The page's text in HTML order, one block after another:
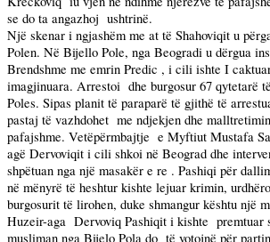
se do ta angazhoj ushtrinë.
Një skenar i ngjashëm me at të Shahoviqit u
Polen. Në Bijello Pole, nga Beogradi u dërgua
Brendshme me emrin Predic , i cili ishte I
imagjinuara. Arrestoi dhe burgosur 67 qytetarë të
Poles. Sipas planit të paraparë të gjithë të
pastaj të vazhdohet me ndjekjen dhe
pafajshme. Vetëpërmbajtje e Myftiut Mustafa
agë Dervoviqit i cili shkoi në Beograd dhe
shpëtuan nga një masakër e re . Pashiqi për
në mënyrë të heshtur kishte lejuar krimin,
burgosurit të lirohen, duke shmangur kështu një
Huzeir-aga Dervoviq Pashiqit i kishte premtuar
musliman nga Bijelo Pola do të votojnë për